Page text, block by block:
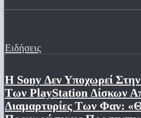
Ειδήσεις
Η Sony Δεν Υποχωρεί
Των PlayStation Δίσκων
Διαμαρτυρίες Των Φαν: